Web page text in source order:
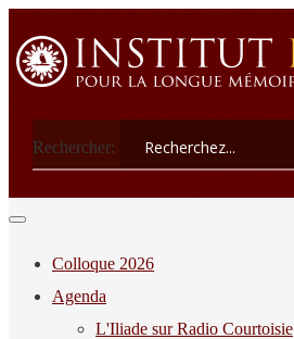
Rechercher:
Colloque 2026
Agenda
L'Iliade sur Radio Courtoisie